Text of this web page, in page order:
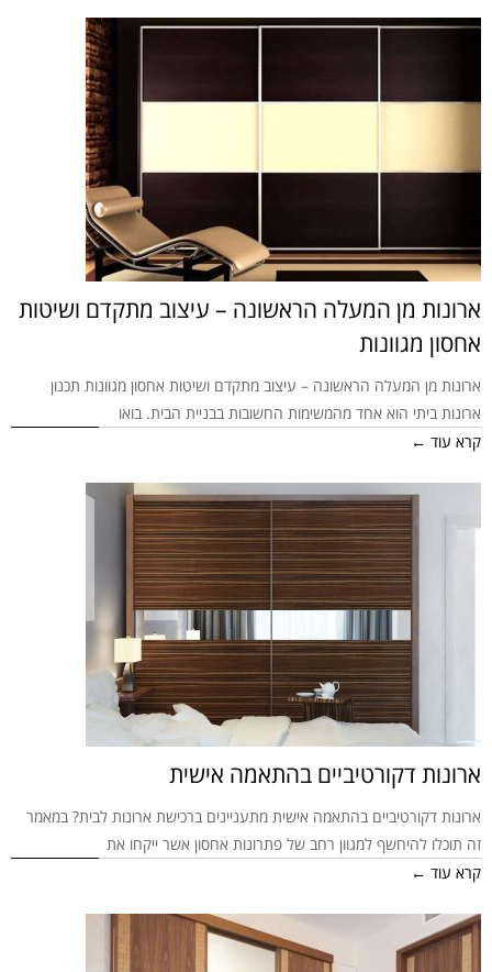
ארונות מן המעלה הראשונה – עיצוב מתקדם ושיטות
אחסון מגוונות
ארונות מן המעלה הראשונה – עיצוב מתקדם ושיטות אחסון מגוונות תכנון
ארונות ביתי הוא אחד מהמשימות החשובות בבניית הבית. בואו
קרא עוד ←
ארונות דקורטיביים בהתאמה אישית
ארונות דקורטיביים בהתאמה אישית מתעניינים ברכישת ארונות לבית? במאמר
זה תוכלו להיחשף למגוון רחב של פתרונות אחסון אשר ייקחו את
קרא עוד ←